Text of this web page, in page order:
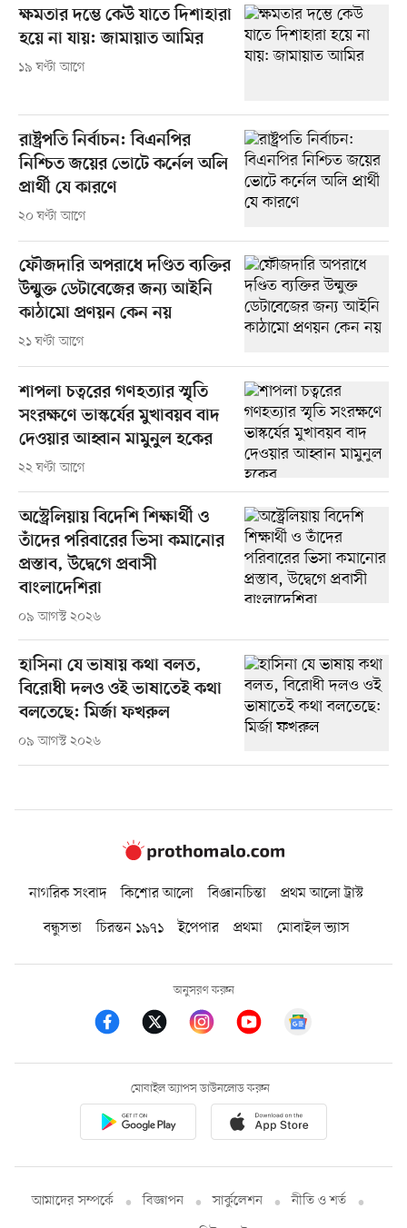
ক্ষমতার দম্ভে কেউ যাতে দিশাহারা
হয়ে না যায়: জামায়াত আমির
১৯ ঘণ্টা আগে
রাষ্ট্রপতি নির্বাচন: বিএনপির
নিশ্চিত জয়ের ভোটে কর্নেল অলি
প্রার্থী যে কারণে
২০ ঘণ্টা আগে
ফৌজদারি অপরাধে দণ্ডিত ব্যক্তির
উন্মুক্ত ডেটাবেজের জন্য আইনি
কাঠামো প্রণয়ন কেন নয়
২১ ঘণ্টা আগে
শাপলা চত্বরের গণহত্যার স্মৃতি
সংরক্ষণে ভাস্কর্যের মুখাবয়ব বাদ
দেওয়ার আহ্বান মামুনুল হকের
২২ ঘণ্টা আগে
অস্ট্রেলিয়ায় বিদেশি শিক্ষার্থী ও
তাঁদের পরিবারের ভিসা কমানোর
প্রস্তাব, উদ্বেগে প্রবাসী
বাংলাদেশিরা
০৯ আগস্ট ২০২৬
হাসিনা যে ভাষায় কথা বলত,
বিরোধী দলও ওই ভাষাতেই কথা
বলতেছে: মির্জা ফখরুল
০৯ আগস্ট ২০২৬
নাগরিক সংবাদ কিশোর আলো বিজ্ঞানচিন্তা
প্রথম আলো ট্রাস্ট
বন্ধুসভা
চিরন্তন ১৯৭১ ইপেপার প্রথমা মোবাইল ভ্যাস
অনুসরণ করুন
মোবাইল অ্যাপস ডাউনলোড করুন
আমাদের সম্পর্কে বিজ্ঞাপন সার্কুলেশন
নীতি ও শর্ত